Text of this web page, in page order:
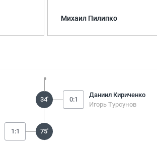
Михаил Пилипко
34' 0:1
Даниил Кириченко
Игорь Турсунов
1:1 75'